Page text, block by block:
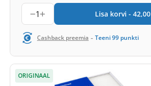
1 Lisa korvi - 42,00
Cashback preemia - Teeni99 punkti
ORIGINAAL